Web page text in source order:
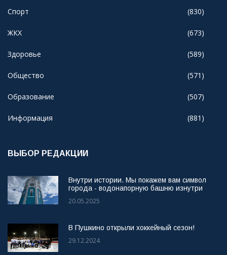
Спорт (830)
ЖКХ (673)
Здоровье (589)
Общество (571)
Образование (507)
Информация (881)
ВЫБОР РЕДАКЦИИ
Внутри истории. Мы покажем вам символ
города - водонапорную башню изнутри
20.05.2025
В Пушкино открыли хоккейный сезон!
29.12.2024